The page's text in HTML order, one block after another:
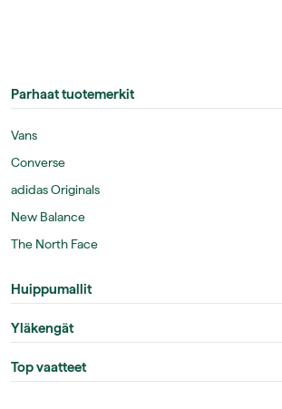
Parhaat tuotemerkit
Vans
Converse
adidas Originals
New Balance
The North Face
Huippumallit
Yläkengät
Top vaatteet